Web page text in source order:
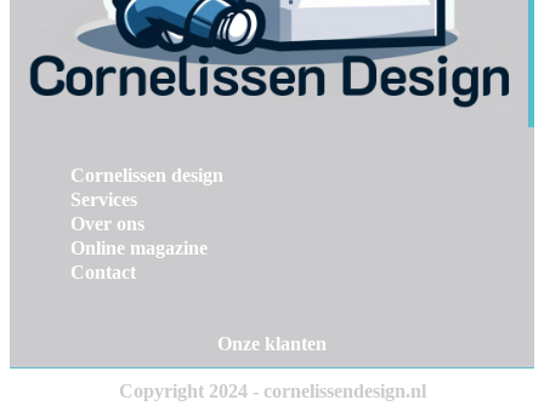
Cornelissen design
Services
Over ons
Online magazine
Contact
Onze klanten
Copyright 2024 - cornelissendesign.nl